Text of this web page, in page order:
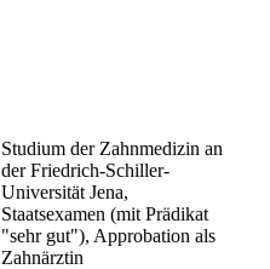
Studium der Zahnmedizin an
der Friedrich-Schiller-
Universität Jena,
Staatsexamen (mit Prädikat
"sehr gut"), Approbation als
Zahnärztin